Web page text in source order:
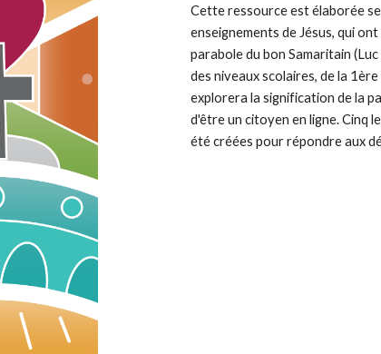
Cette ressource est élaborée
enseignements de Jésus, qui
parabole du bon Samaritain
des niveaux scolaires, de la 1ère
explorera la signification de la
d'être un citoyen en ligne. Cinq
été créées pour répondre aux